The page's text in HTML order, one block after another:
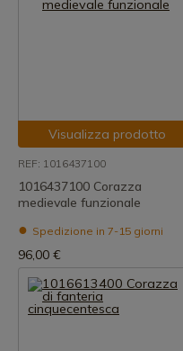
Visualizza prodotto
REF: 1016437100
1016437100 Corazza
medievale funzionale
Spedizione in 7-15 giorni
96,00 €